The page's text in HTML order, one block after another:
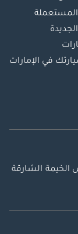
المستعملة
في الإمارات
الخيمة الشارقة